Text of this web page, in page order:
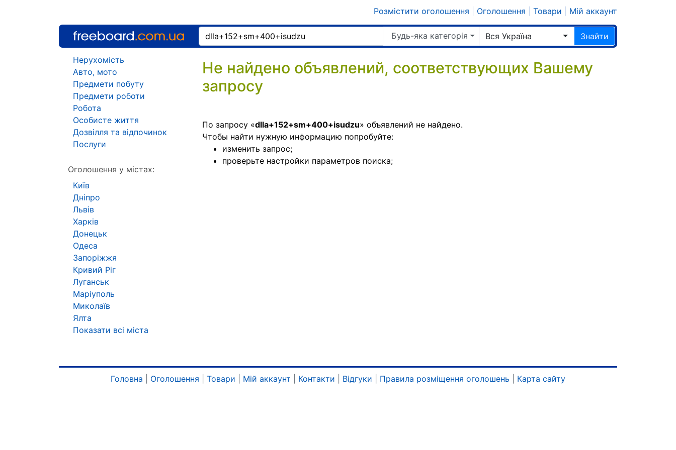
Розмістити оголошення Оголошення Товари Мій аккаунт
Будь-яка категорія Вся Україна Знайти
Не найдено объявлений, соответствующих Вашему
запросу
По запросу «dlla+152+sm+400+isudzu» объявлений не найдено.
Чтобы найти нужную информацию попробуйте:
изменить запрос;
проверьте настройки параметров поиска;
Нерухомість
Авто, мото
Предмети побуту
Предмети роботи
Робота
Особисте життя
Дозвілля та відпочинок
Послуги
Оголошення у містах:
Київ
Дніпро
Львів
Харків
Донецьк
Одеса
Запоріжжя
Кривий Ріг
Луганськ
Маріуполь
Миколаїв
Ялта
Показати всі міста
Головна Оголошення Товари Мій аккаунт Контакти Відгуки Правила розміщення оголошень Карта сайту